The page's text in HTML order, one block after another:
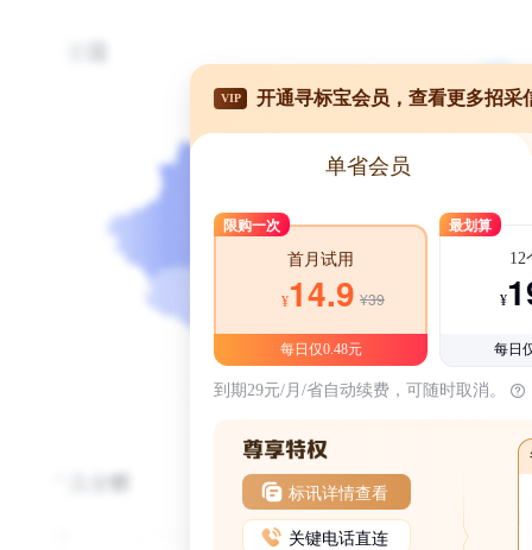
VIP 开通寻标宝会员，查看更多招采
单省会员
限购一次
首月试用
¥14.9 ¥39
每日仅0.48元
最划算
12
¥
每日
到期29元/月/省自动续费，可随时取消。
标讯详情查看
关键电话直连